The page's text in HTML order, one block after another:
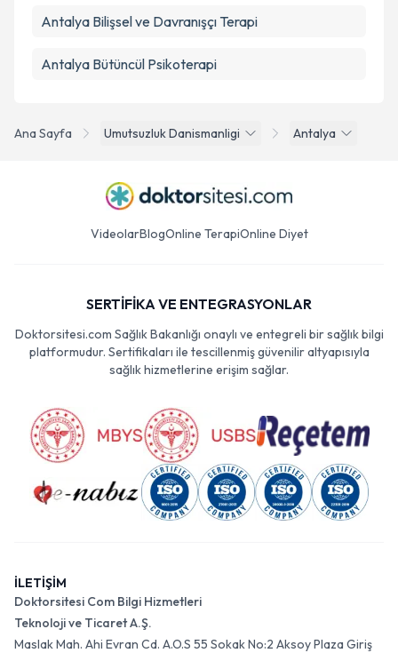
Ana Sayfa Umutsuzluk Danismanligi Antalya
Antalya Bilişsel ve Davranışçı Terapi
Antalya Bütüncül Psikoterapi
VideolarBlogOnline TerapiOnline Diyet
SERTİFİKA VE ENTEGRASYONLAR
Doktorsitesi.com Sağlık Bakanlığı onaylı ve entegreli bir sağlık bilgi
platformudur. Sertifikaları ile tescillenmiş güvenilir altyapısıyla
sağlık hizmetlerine erişim sağlar.
İLETİŞİM
Doktorsitesi Com Bilgi Hizmetleri
Teknoloji ve Ticaret A.Ş.
Maslak Mah. Ahi Evran Cd. A.O.S 55 Sokak No:2 Aksoy Plaza Giriş